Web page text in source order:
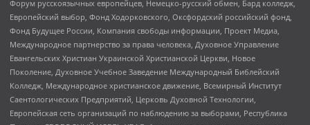
Форум русскоязычных европейцев, Немецко-русский обмен, Бард колледж,
Европейский выбор, Фонд Ходорковского, Оксфордский российский фонд,
Фонд Будущее России, Компания свободы информации, Проект Медиа,
Международное партнерство за права человека, Духовное Управление
Евангельских Христиан Украинской Христианской Церкви, Новое
Поколение, Духовное Учебное Заведение Международный Библейский
Колледж, Международное христианское движение, Всемирный Институт
Саентологических Предприятий, Церковь Духовной Технологии,
Европейская сеть организаций по наблюдению за выборами, Республика